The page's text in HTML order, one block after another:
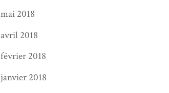
mai 2018
avril 2018
février 2018
janvier 2018